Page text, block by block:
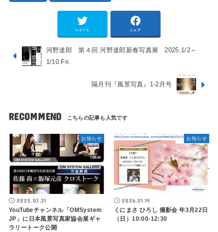
ツイート シェア
河野達郎 第４回 河野達郎新春写真展 2025.1/2～
1/10.Fri.
隔月刊『風景写真』1-2月号
RECOMMEND
お知らせ
2025.03.31
YouTubeチャンネル「OMSystem
JP」に日本風景写真家協会展ギャ
ラリートーク公開
お知らせ
2026.01.19
くにまさ ひろし 撮影会 年3月22日
（日）10:00-12:30